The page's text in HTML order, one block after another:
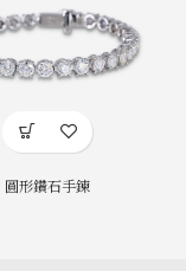
圓形鑽石手鍊